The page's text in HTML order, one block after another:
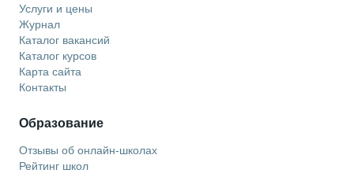
Услуги и цены
Журнал
Каталог вакансий
Каталог курсов
Карта сайта
Контакты
Образование
Отзывы об онлайн-школах
Рейтинг школ